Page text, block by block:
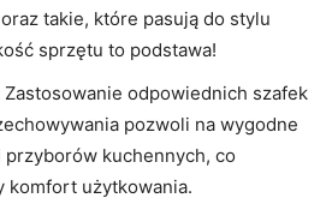
takie,⁣ które pasują do stylu⁢
sprzętu to podstawa!
Zastosowanie ​odpowiednich szafek
pozwoli na wygodne⁢
kuchennych,‌ co
komfort użytkowania.